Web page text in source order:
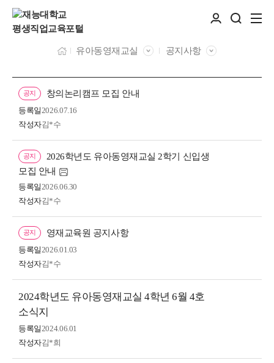
유아동영재교실 공지사항
공지 창의논리캠프 모집 안내
등록일2026.07.16
작성자김*수
공지
2026학년도 유아동영재교실 2학기 신입생
모집 안내
등록일2026.06.30
작성자김*수
공지 영재교육원 공지사항
등록일2026.01.03
작성자김*수
2024학년도 유아동영재교실 4학년 6월 4호
소식지
등록일2024.06.01
작성자김*희